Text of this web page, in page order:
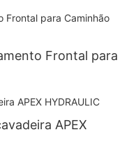
Frontal para
APEX